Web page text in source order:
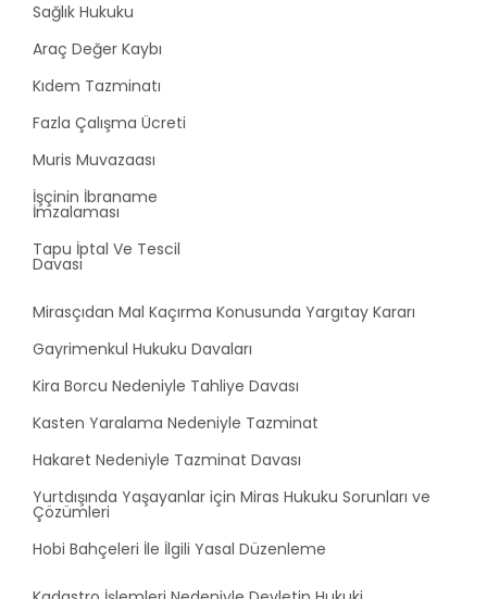
Sağlık Hukuku
Araç Değer Kaybı
Kıdem Tazminatı
Fazla Çalışma Ücreti
Muris Muvazaası
İşçinin İbraname
İmzalaması
Tapu İptal Ve Tescil
Davası
Mirasçıdan Mal Kaçırma Konusunda Yargıtay Kararı
Gayrimenkul Hukuku Davaları
Kira Borcu Nedeniyle Tahliye Davası
Kasten Yaralama Nedeniyle Tazminat
Hakaret Nedeniyle Tazminat Davası
Yurtdışında Yaşayanlar için Miras Hukuku Sorunları ve
Çözümleri
Hobi Bahçeleri İle İlgili Yasal Düzenleme